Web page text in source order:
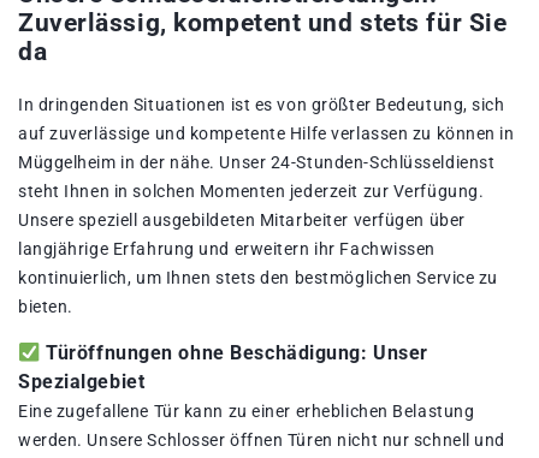
Zuverlässig, kompetent und stets für Sie
da
In dringenden Situationen ist es von größter Bedeutung, sich
auf zuverlässige und kompetente Hilfe verlassen zu können in
Müggelheim in der nähe. Unser 24-Stunden-Schlüsseldienst
steht Ihnen in solchen Momenten jederzeit zur Verfügung.
Unsere speziell ausgebildeten Mitarbeiter verfügen über
langjährige Erfahrung und erweitern ihr Fachwissen
kontinuierlich, um Ihnen stets den bestmöglichen Service zu
bieten.
Türöffnungen ohne Beschädigung: Unser
Spezialgebiet
Eine zugefallene Tür kann zu einer erheblichen Belastung
werden. Unsere Schlosser öffnen Türen nicht nur schnell und